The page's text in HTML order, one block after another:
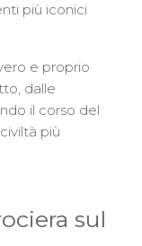
più iconici
e proprio
dalle
il corso del
più
sul